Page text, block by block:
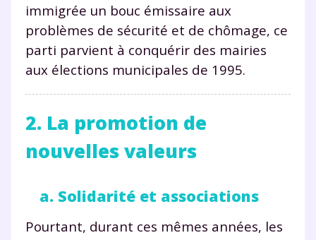
immigrée un bouc émissaire aux
problèmes de sécurité et de chômage, ce
parti parvient à conquérir des mairies
aux élections municipales de 1995.
2. La promotion de
nouvelles valeurs
a. Solidarité et associations
Pourtant, durant ces mêmes années, les